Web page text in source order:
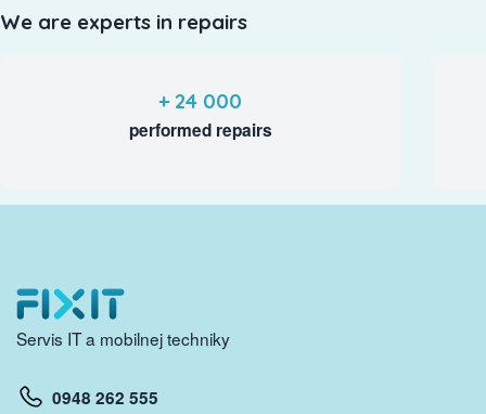
We are experts in repairs
+ 24 000
performed repairs
Servis IT a mobilnej techniky
0948 262 555